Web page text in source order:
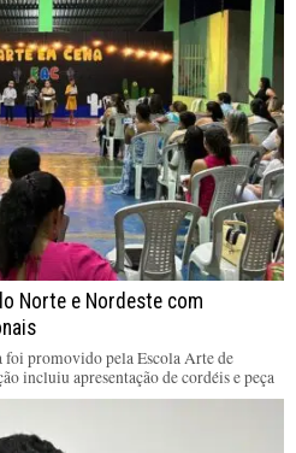
Norte e Nordeste com
promovido pela Escola Arte de
incluiu apresentação de cordéis e peça